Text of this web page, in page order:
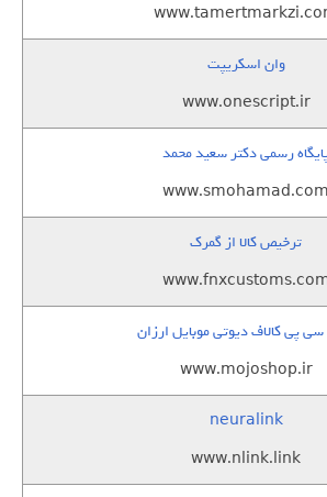
وان اسکریپت
www.onescript.ir
رسمی دکتر سعید محمد
www.smohamad.com
ترخیص کالا از گمرک
پی کالاف دیوتی موبایل ارزان
www.mojoshop.ir
neuralink
www.nlink.link